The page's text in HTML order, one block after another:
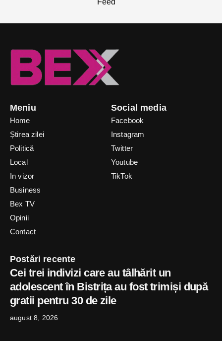
Meniu
Home
Știrea zilei
Politică
Local
In vizor
Business
Bex TV
Opinii
Contact
Social media
Facebook
Instagram
Twitter
Youtube
TikTok
Postări recente
Cei trei indivizi care au tâlhărit un
adolescent în Bistrița au fost trimiși după
gratii pentru 30 de zile
august 8, 2026